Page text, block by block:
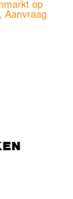
op
Aanvraag